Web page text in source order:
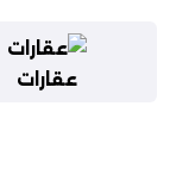
عقارات